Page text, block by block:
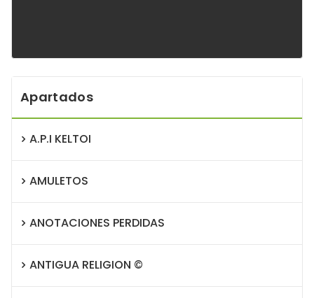
Apartados
A.P.I KELTOI
AMULETOS
ANOTACIONES PERDIDAS
ANTIGUA RELIGION ©